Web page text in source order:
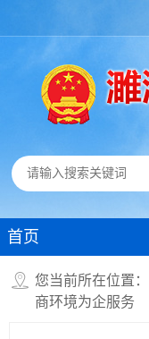
首页
您当前所在位置：
商环境为企服务